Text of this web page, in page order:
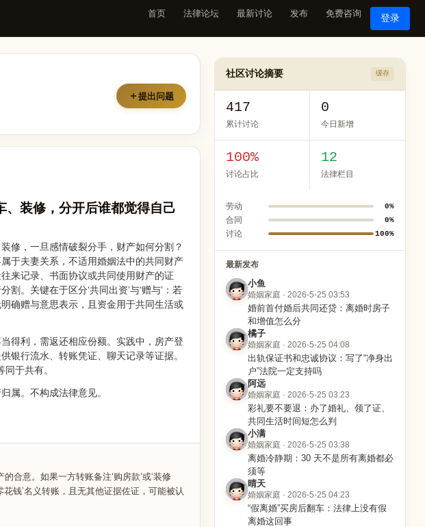
首页 法律论坛 最新讨论 发布 免费咨询 登录
提出问题
装修，分开后谁都觉得自己
修，一旦感情破裂分手，财产如何分割？
于夫妻关系，不适用婚姻法中的共同财产
来记录、书面协议或共同使用财产的证
。关键在于区分‘共同出资’与‘赠与’：若
确赠与意思表示，且资金用于共同生活或
得利，需返还相应份额。实践中，房产登
银行流水、转账凭证、聊天记录等证据。
于共有。
属。不构成法律意见。
合意。如果一方转账备注‘购房款’或‘装修
花钱’名义转账，且无其他证据佐证，可能被认
社区讨论摘要 缓存
417
累计讨论
0
今日新增
100%
讨论占比
12
法律栏目
劳动 0%
合同 0%
讨论 100%
最新发布
小鱼
婚姻家庭 · 2026-5-25 03:53
婚前首付婚后共同还贷：离婚时房子
和增值怎么分
橘子
婚姻家庭 · 2026-5-25 04:08
出轨保证书和忠诚协议：写了“净身出
户”法院一定支持吗
阿远
婚姻家庭 · 2026-5-25 03:23
彩礼要不要退：办了婚礼、领了证、
共同生活时间短怎么判
小满
婚姻家庭 · 2026-5-25 03:38
离婚冷静期：30 天不是所有离婚都必
须等
晴天
婚姻家庭 · 2026-5-25 04:23
“假离婚”买房后翻车：法律上没有假
离婚这回事